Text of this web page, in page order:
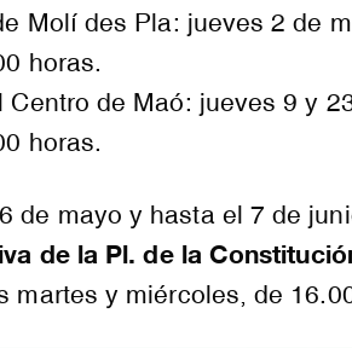
Molí des Pla: jueves 2 de
horas.
Centro de Maó: jueves 9 y
horas.
de mayo y hasta el 7 de
de la Pl. de la
martes y miércoles, de